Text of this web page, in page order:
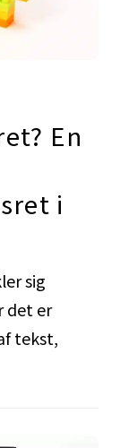
En
i
sig
det er
tekst,